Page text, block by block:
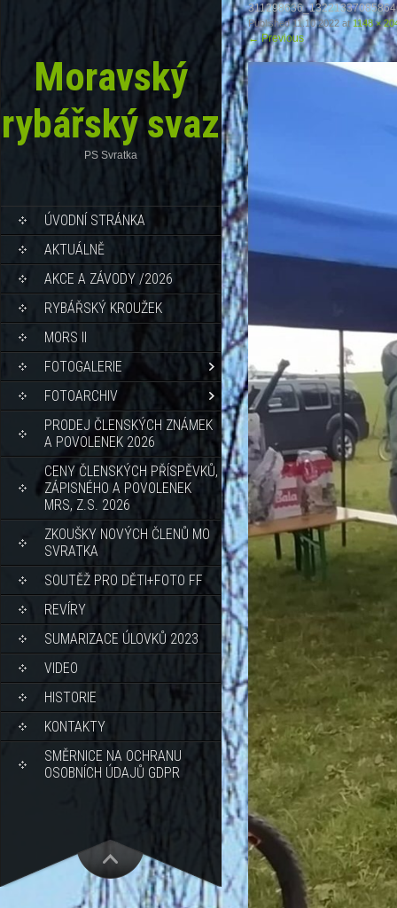
Moravský
rybářský svaz
PS Svratka
ÚVODNÍ STRÁNKA
AKTUÁLNĚ
AKCE A ZÁVODY /2026
RYBÁŘSKÝ KROUŽEK
MORS II
FOTOGALERIE
FOTOARCHIV
PRODEJ ČLENSKÝCH ZNÁMEK
A POVOLENEK 2026
CENY ČLENSKÝCH PŘÍSPĚVKŮ,
ZÁPISNÉHO A POVOLENEK
MRS, Z.S. 2026
ZKOUŠKY NOVÝCH ČLENŮ MO
SVRATKA
SOUTĚŽ PRO DĚTI+FOTO FF
REVÍRY
SUMARIZACE ÚLOVKŮ 2023
VIDEO
HISTORIE
KONTAKTY
SMĚRNICE NA OCHRANU
OSOBNÍCH ÚDAJŮ GDPR
Published11.10.2022 at1148 ×
←Previous